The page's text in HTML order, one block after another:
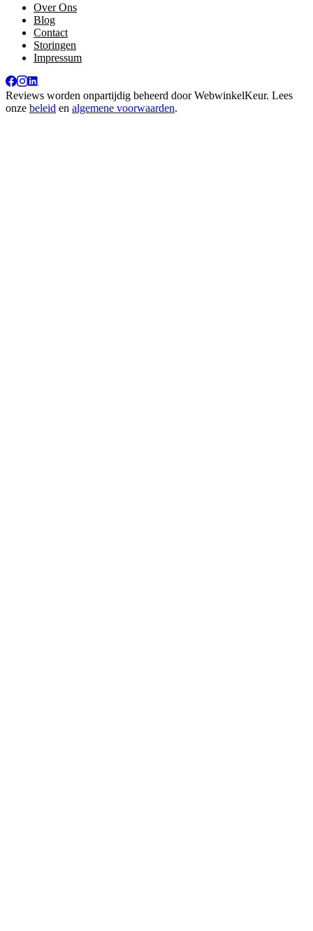
Over Ons
Blog
Contact
Storingen
Impressum
Reviews worden onpartijdig beheerd doorWebwinkelKeur. Lees
onze beleid en algemene voorwaarden.